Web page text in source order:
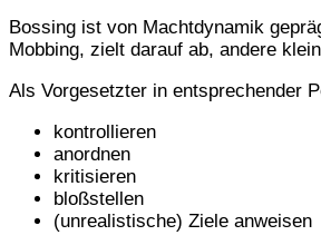
Bossing ist von Machtdynamik
Mobbing, zielt darauf ab, andere
Als Vorgesetzter in entsprechender
kontrollieren
anordnen
kritisieren
bloßstellen
(unrealistische) Ziele anweisen